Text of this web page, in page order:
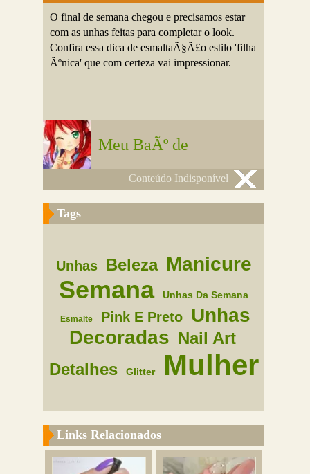
O final de semana chegou e precisamos estar
com as unhas feitas para completar o look.
Confira essa dica de esmaltaÃ§Ã£o estilo 'filha
Ãºnica' que com certeza vai impressionar.
Meu BaÃº de
Conteúdo Indisponível
Tags
Unhas Beleza Manicure
Semana Unhas Da Semana
Esmalte Pink E Preto
Unhas
Decoradas Nail Art
Detalhes
Glitter Mulher
Links Relacionados